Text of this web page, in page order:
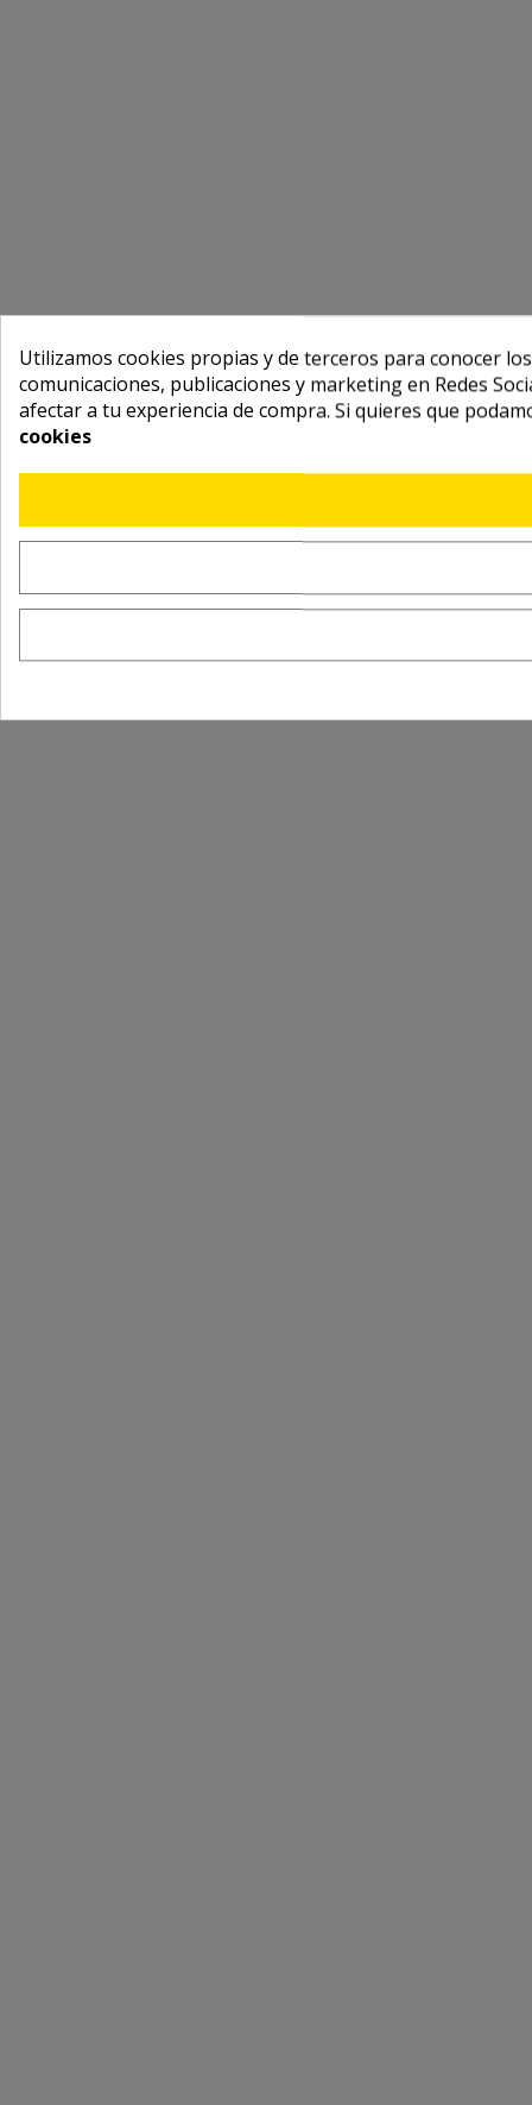
Utilizamos cookies propias y de terceros para conocer
comunicaciones, publicaciones y marketing en Redes
afectar a tu experiencia de compra. Si quieres que
cookies